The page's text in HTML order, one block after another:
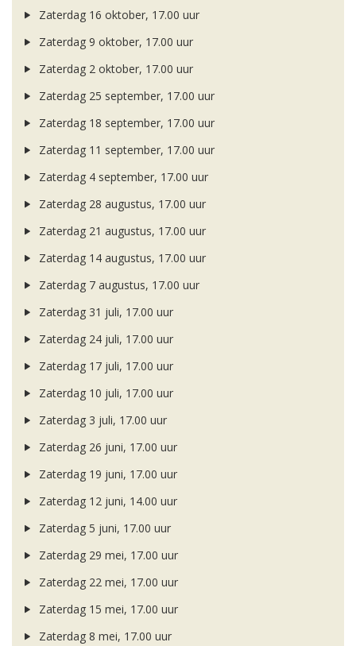
Zaterdag 16 oktober, 17.00 uur
Zaterdag 9 oktober, 17.00 uur
Zaterdag 2 oktober, 17.00 uur
Zaterdag 25 september, 17.00 uur
Zaterdag 18 september, 17.00 uur
Zaterdag 11 september, 17.00 uur
Zaterdag 4 september, 17.00 uur
Zaterdag 28 augustus, 17.00 uur
Zaterdag 21 augustus, 17.00 uur
Zaterdag 14 augustus, 17.00 uur
Zaterdag 7 augustus, 17.00 uur
Zaterdag 31 juli, 17.00 uur
Zaterdag 24 juli, 17.00 uur
Zaterdag 17 juli, 17.00 uur
Zaterdag 10 juli, 17.00 uur
Zaterdag 3 juli, 17.00 uur
Zaterdag 26 juni, 17.00 uur
Zaterdag 19 juni, 17.00 uur
Zaterdag 12 juni, 14.00 uur
Zaterdag 5 juni, 17.00 uur
Zaterdag 29 mei, 17.00 uur
Zaterdag 22 mei, 17.00 uur
Zaterdag 15 mei, 17.00 uur
Zaterdag 8 mei, 17.00 uur